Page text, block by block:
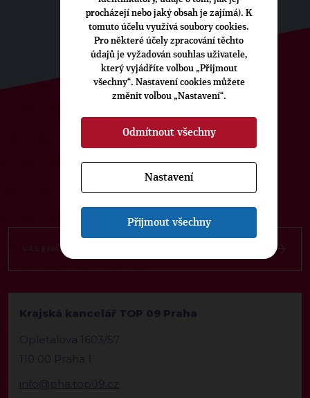
ODEBÍREJTE NÁŠ TOPOVÝ
NEWSLETTER
Krajská kancelář TOP 09 Praha
Opletalova 1603/57
110 00 Praha 1
info@pha.top09.cz
procházejí nebo jaký obsah je zajímá). K
tomuto účelu využívá soubory cookies.
Pro některé účely zpracování těchto
údajů je vyžadován souhlas uživatele,
který vyjádříte volbou „Přijmout
všechny“. Nastavení cookies můžete
změnit volbou „Nastavení“.
Odmítnout všechny
Nastavení
Přijmout všechny